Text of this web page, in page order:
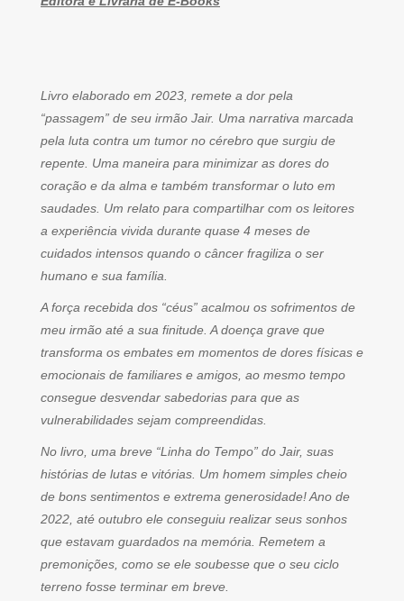
Livro elaborado em 2023, remete a dor pela
“passagem” de seu irmão Jair. Uma narrativa marcada
pela luta contra um tumor no cérebro que surgiu de
repente. Uma maneira para minimizar as dores do
coração e da alma e também transformar o luto em
saudades. Um relato para compartilhar com os leitores
a experiência vivida durante quase 4 meses de
cuidados intensos quando o câncer fragiliza o ser
humano e sua família.
A força recebida dos “céus” acalmou os sofrimentos de
meu irmão até a sua finitude. A doença grave que
transforma os embates em momentos de dores físicas e
emocionais de familiares e amigos, ao mesmo tempo
consegue desvendar sabedorias para que as
vulnerabilidades sejam compreendidas.
No livro, uma breve “Linha do Tempo” do Jair, suas
histórias de lutas e vitórias. Um homem simples cheio
de bons sentimentos e extrema generosidade! Ano de
2022, até outubro ele conseguiu realizar seus sonhos
que estavam guardados na memória. Remetem a
premonições, como se ele soubesse que o seu ciclo
terreno fosse terminar em breve.